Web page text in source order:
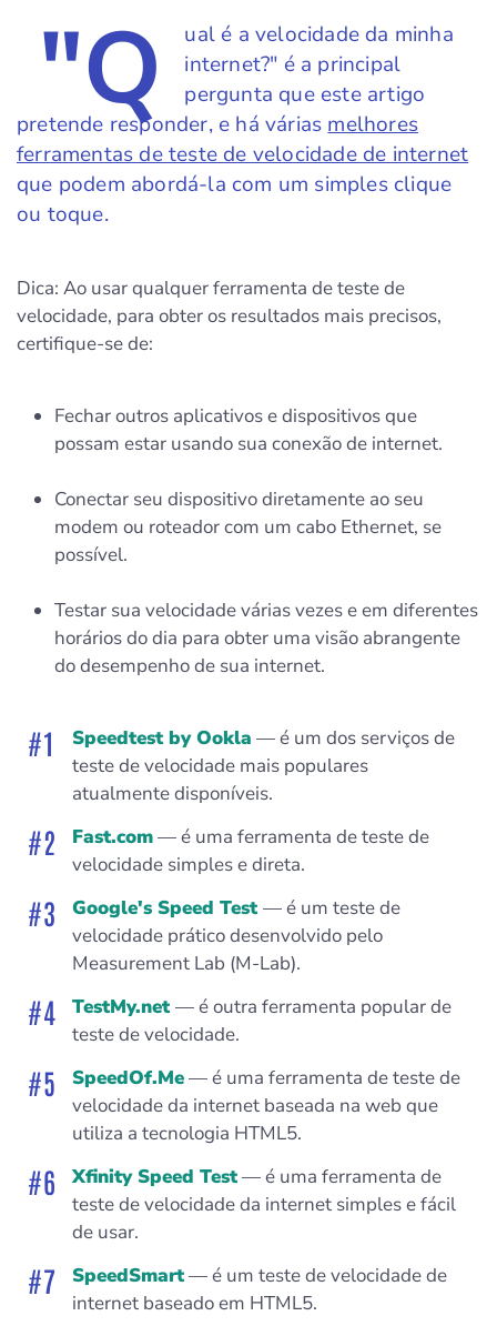
"Q
ual é a velocidade da minha
internet?" é a principal
pergunta que este artigo
pretende responder, e há várias melhores
ferramentas de teste de velocidade de internet
que podem abordá-la com um simples clique
ou toque.
Dica: Ao usar qualquer ferramenta de teste de
velocidade, para obter os resultados mais precisos,
certifique-se de:
Fechar outros aplicativos e dispositivos que
possam estar usando sua conexão de internet.
Conectar seu dispositivo diretamente ao seu
modem ou roteador com um cabo Ethernet, se
possível.
Testar sua velocidade várias vezes e em diferentes
horários do dia para obter uma visão abrangente
do desempenho de sua internet.
Speedtest by Ookla — é um dos serviços de
teste de velocidade mais populares
atualmente disponíveis.
Fast.com— é uma ferramenta de teste de
velocidade simples e direta.
Google's Speed Test— é um teste de
velocidade prático desenvolvido pelo
Measurement Lab (M-Lab).
TestMy.net— é outra ferramenta popular de
teste de velocidade.
SpeedOf.Me— é uma ferramenta de teste de
velocidade da internet baseada na web que
utiliza a tecnologia HTML5.
Xfinity Speed Test— é uma ferramenta de
teste de velocidade da internet simples e fácil
de usar.
SpeedSmart— é um teste de velocidade de
internet baseado em HTML5.